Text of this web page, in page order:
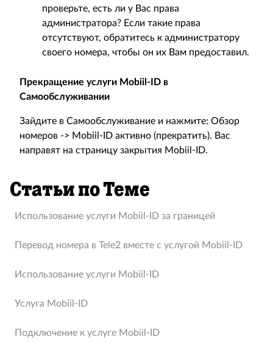
проверьте, есть ли у Вас права
администратора? Если такие права
отсутствуют, обратитесь к администратору
своего номера, чтобы он их Вам предоставил.
Прекращение услуги Mobiil-ID в
Самообслуживании
Зайдите в Самообслуживание и нажмите: Обзор
номеров -> Mobiil-ID активно (прекратить). Вас
направят на страницу закрытия Mobiil-ID.
Статьи по Теме
Использование услуги Mobiil-ID за границей
Перевод номера в Tele2 вместе с услугой Мobiil-ID
Использование услуги Mobiil-ID
Услуга Mobiil-ID
Подключение к услуге Mobiil-ID